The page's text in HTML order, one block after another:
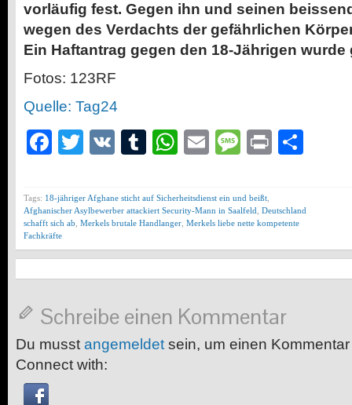
vorläufig fest. Gegen ihn und seinen
wegen des Verdachts der gefährlichen
Ein Haftantrag gegen den 18-Jährigen wurde
Fotos: 123RF
Quelle: Tag24
Facebook
Twitter
VK Tumblr
WhatsApp
EmailMessage
Print
Tags: 18-jähriger Afghane sticht auf Sicherheitsdienst ein und beißt
Afghanischer Asylbewerber attackiert Security-Mann in Saalfeld Deutschland
schafft sich ab Merkels brutale Handlanger Merkels liebe nette kompetente
Fachkräfte
Schreibe einen Kommentar
Du musst angemeldet sein, um einen
Connect with: